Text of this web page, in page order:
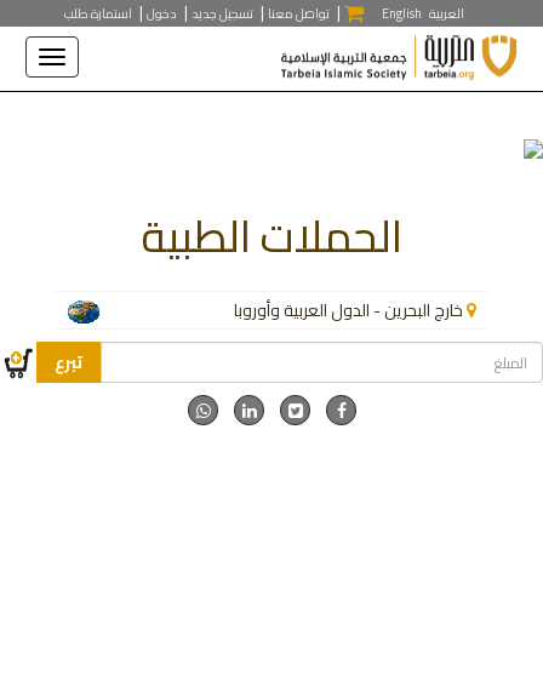
| استمارة طلب | دخول | تسجيل جديد | تواصل معنا English العربية
الحملات الطبية
خارج البحرين - الدول العربية وأوروبا
تبرع